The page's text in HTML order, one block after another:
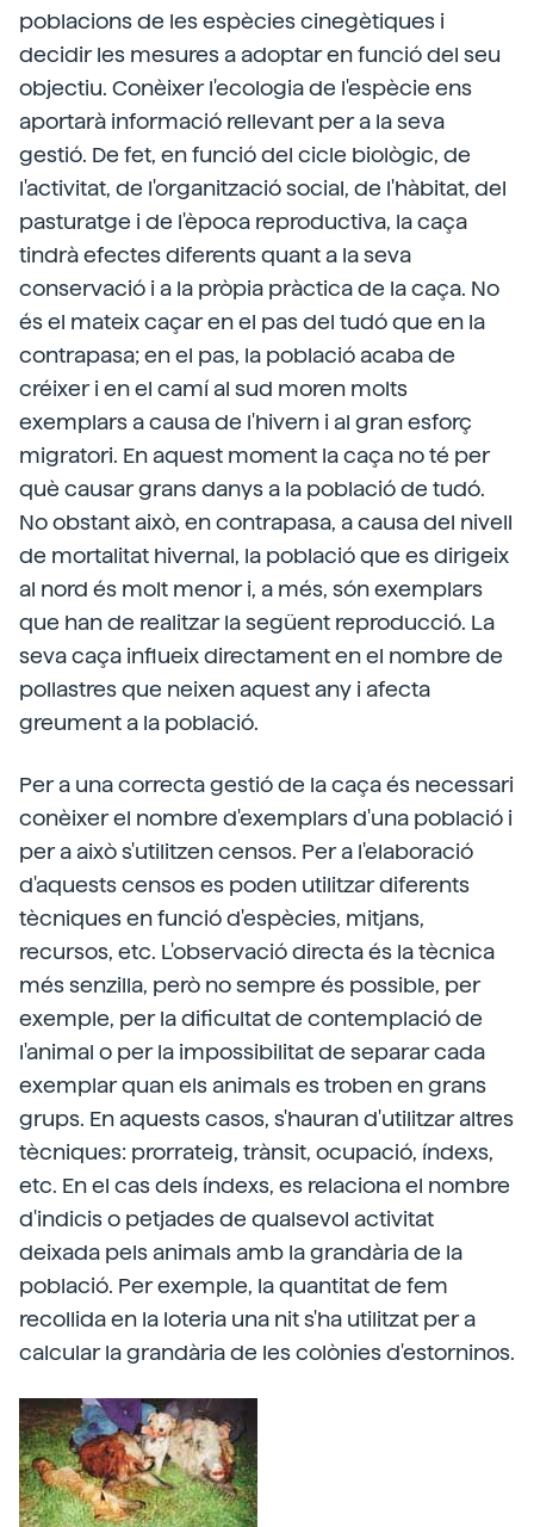
poblacions de les espècies cinegètiques i
decidir les mesures a adoptar en funció del seu
objectiu. Conèixer l'ecologia de l'espècie ens
aportarà informació rellevant per a la seva
gestió. De fet, en funció del cicle biològic, de
l'activitat, de l'organització social, de l'hàbitat, del
pasturatge i de l'època reproductiva, la caça
tindrà efectes diferents quant a la seva
conservació i a la pròpia pràctica de la caça. No
és el mateix caçar en el pas del tudó que en la
contrapasa; en el pas, la població acaba de
créixer i en el camí al sud moren molts
exemplars a causa de l'hivern i al gran esforç
migratori. En aquest moment la caça no té per
què causar grans danys a la població de tudó.
No obstant això, en contrapasa, a causa del nivell
de mortalitat hivernal, la població que es dirigeix
al nord és molt menor i, a més, són exemplars
que han de realitzar la següent reproducció. La
seva caça influeix directament en el nombre de
pollastres que neixen aquest any i afecta
greument a la població.
Per a una correcta gestió de la caça és necessari
conèixer el nombre d'exemplars d'una població i
per a això s'utilitzen censos. Per a l'elaboració
d'aquests censos es poden utilitzar diferents
tècniques en funció d'espècies, mitjans,
recursos, etc. L'observació directa és la tècnica
més senzilla, però no sempre és possible, per
exemple, per la dificultat de contemplació de
l'animal o per la impossibilitat de separar cada
exemplar quan els animals es troben en grans
grups. En aquests casos, s'hauran d'utilitzar altres
tècniques: prorrateig, trànsit, ocupació, índexs,
etc. En el cas dels índexs, es relaciona el nombre
d'indicis o petjades de qualsevol activitat
deixada pels animals amb la grandària de la
població. Per exemple, la quantitat de fem
recollida en la loteria una nit s'ha utilitzat per a
calcular la grandària de les colònies d'estorninos.